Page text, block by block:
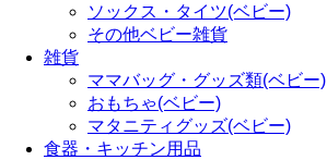
ソックス・タイツ(ベビー)
その他ベビー雑貨
雑貨
ママバッグ・グッズ類(ベビー)
おもちゃ(ベビー)
マタニティグッズ(ベビー)
食器・キッチン用品